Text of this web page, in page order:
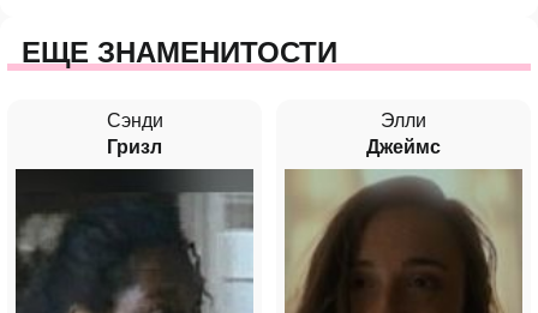
ЕЩЕ ЗНАМЕНИТОСТИ
Сэнди
Гризл
Элли
Джеймс